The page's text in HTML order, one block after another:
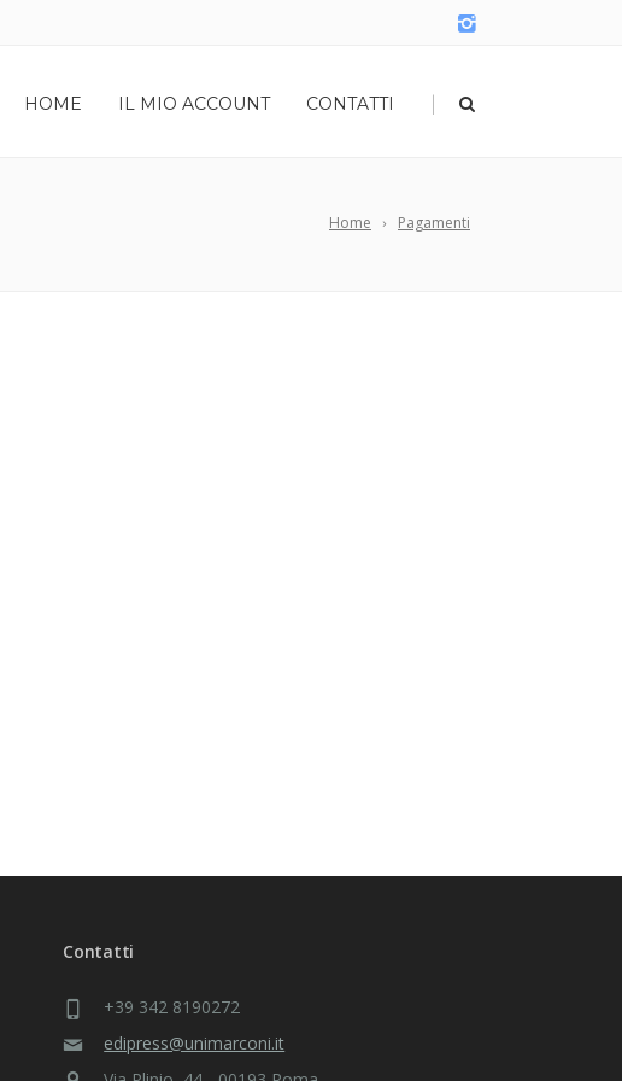
HOME IL MIO ACCOUNT CONTATTI |
Home Pagamenti
Contatti
+39 342 8190272
edipress@unimarconi.it